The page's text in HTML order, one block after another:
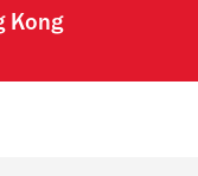
Kong